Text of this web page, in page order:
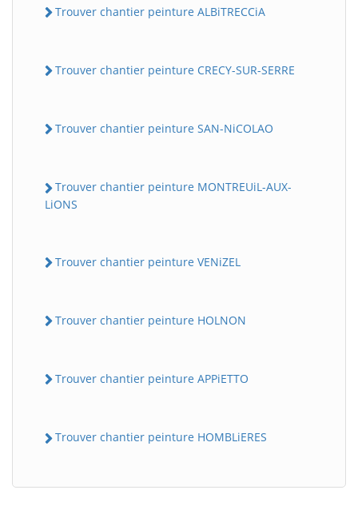
Trouver chantier peinture ALBiTRECCiA
Trouver chantier peinture CRECY-SUR-SERRE
Trouver chantier peinture SAN-NiCOLAO
Trouver chantier peinture MONTREUiL-AUX-
LiONS
Trouver chantier peinture VENiZEL
Trouver chantier peinture HOLNON
Trouver chantier peinture APPiETTO
Trouver chantier peinture HOMBLiERES